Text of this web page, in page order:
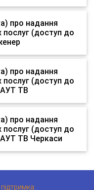
про надання
послуг (доступ до
про надання
послуг (доступ до
ТВ
про надання
послуг (доступ до
ТВ Черкаси